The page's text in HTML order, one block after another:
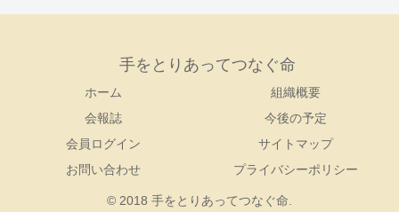
手をとりあってつなぐ命
ホーム
組織概要
会報誌
今後の予定
会員ログイン
サイトマップ
お問い合わせ
プライバシーポリシー
© 2018 手をとりあってつなぐ命.